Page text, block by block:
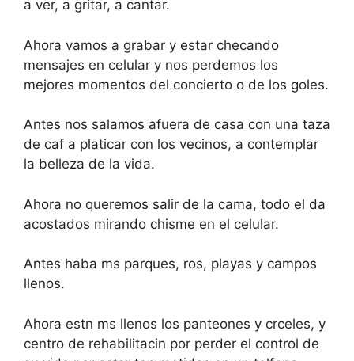
a ver, a gritar, a cantar.
Ahora vamos a grabar y estar checando
mensajes en celular y nos perdemos los
mejores momentos del concierto o de los goles.
Antes nos salamos afuera de casa con una taza
de caf a platicar con los vecinos, a contemplar
la belleza de la vida.
Ahora no queremos salir de la cama, todo el da
acostados mirando chisme en el celular.
Antes haba ms parques, ros, playas y campos
llenos.
Ahora estn ms llenos los panteones y crceles, y
centro de rehabilitacin por perder el control de